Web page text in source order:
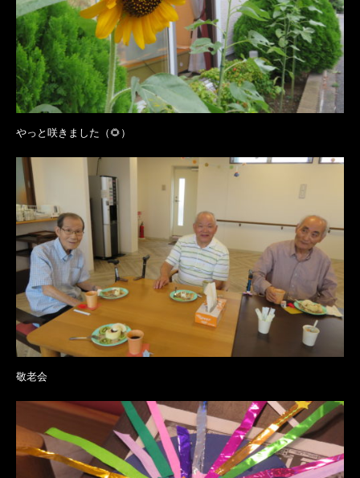
やっと咲きました（🌻）
敬老会